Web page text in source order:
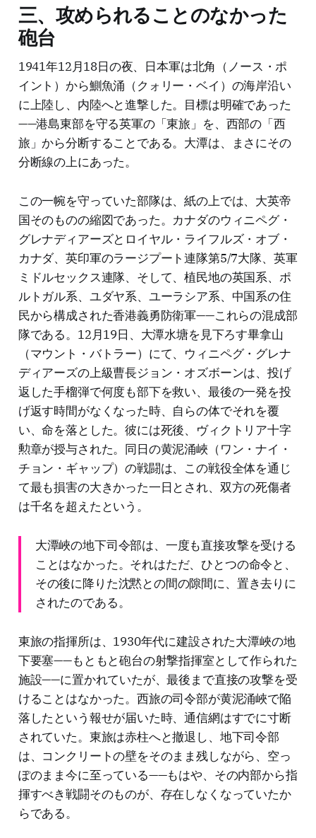
三、攻められることのなかった
砲台
1941年12月18日の夜、日本軍は北角（ノース・ポ
イント）から鰂魚涌（クォリー・ベイ）の海岸沿い
に上陸し、内陸へと進撃した。目標は明確であった
——港島東部を守る英軍の「東旅」を、西部の「西
旅」から分断することである。大潭は、まさにその
分断線の上にあった。
この一帵を守っていた部隊は、紙の上では、大英帝
国そのものの縮図であった。カナダのウィニペグ・
グレナディアーズとロイヤル・ライフルズ・オブ・
カナダ、英印軍のラージプート連隊第5/7大隊、英軍
ミドルセックス連隊、そして、植民地の英国系、ポ
ルトガル系、ユダヤ系、ユーラシア系、中国系の住
民から構成された香港義勇防衛軍——これらの混成部
隊である。12月19日、大潭水塘を見下ろす畢拿山
（マウント・バトラー）にて、ウィニペグ・グレナ
ディアーズの上級曹長ジョン・オズボーンは、投げ
返した手榴弾で何度も部下を救い、最後の一発を投
げ返す時間がなくなった時、自らの体でそれを覆
い、命を落とした。彼には死後、ヴィクトリア十字
勲章が授与された。同日の黄泥涌峽（ワン・ナイ・
チョン・ギャップ）の戦闘は、この戦役全体を通じ
て最も損害の大きかった一日とされ、双方の死傷者
は千名を超えたという。
大潭峽の地下司令部は、一度も直接攻撃を受ける
ことはなかった。それはただ、ひとつの命令と、
その後に降りた沈黙との間の隙間に、置き去りに
されたのである。
東旅の指揮所は、1930年代に建設された大潭峽の地
下要塞——もともと砲台の射撃指揮室として作られた
施設——に置かれていたが、最後まで直接の攻撃を受
けることはなかった。西旅の司令部が黄泥涌峽で陥
落したという報せが届いた時、通信網はすでに寸断
されていた。東旅は赤柱へと撤退し、地下司令部
は、コンクリートの壁をそのまま残しながら、空っ
ぽのまま今に至っている——もはや、その内部から指
揮すべき戦闘そのものが、存在しなくなっていたか
らである。